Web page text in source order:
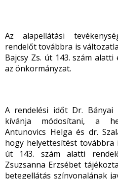
Az alapellátási
rendelőt továbbra is
Bajcsy Zs. út 143. szám
az önkormányzat.
A rendelési időt Dr. Bányai
kívánja módosítani, a
Antunovics Helga és dr.
hogy helyettesítést továbbra
út 143. szám alatti
Zsuzsanna Erzsébet
betegellátás színvonalának